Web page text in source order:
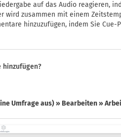
auf das Audio reagieren,
wird zusammen mit einem
hinzuzufügen, indem Sie Cue-
hinzufügen?
Umfrage aus) » Bearbeiten »